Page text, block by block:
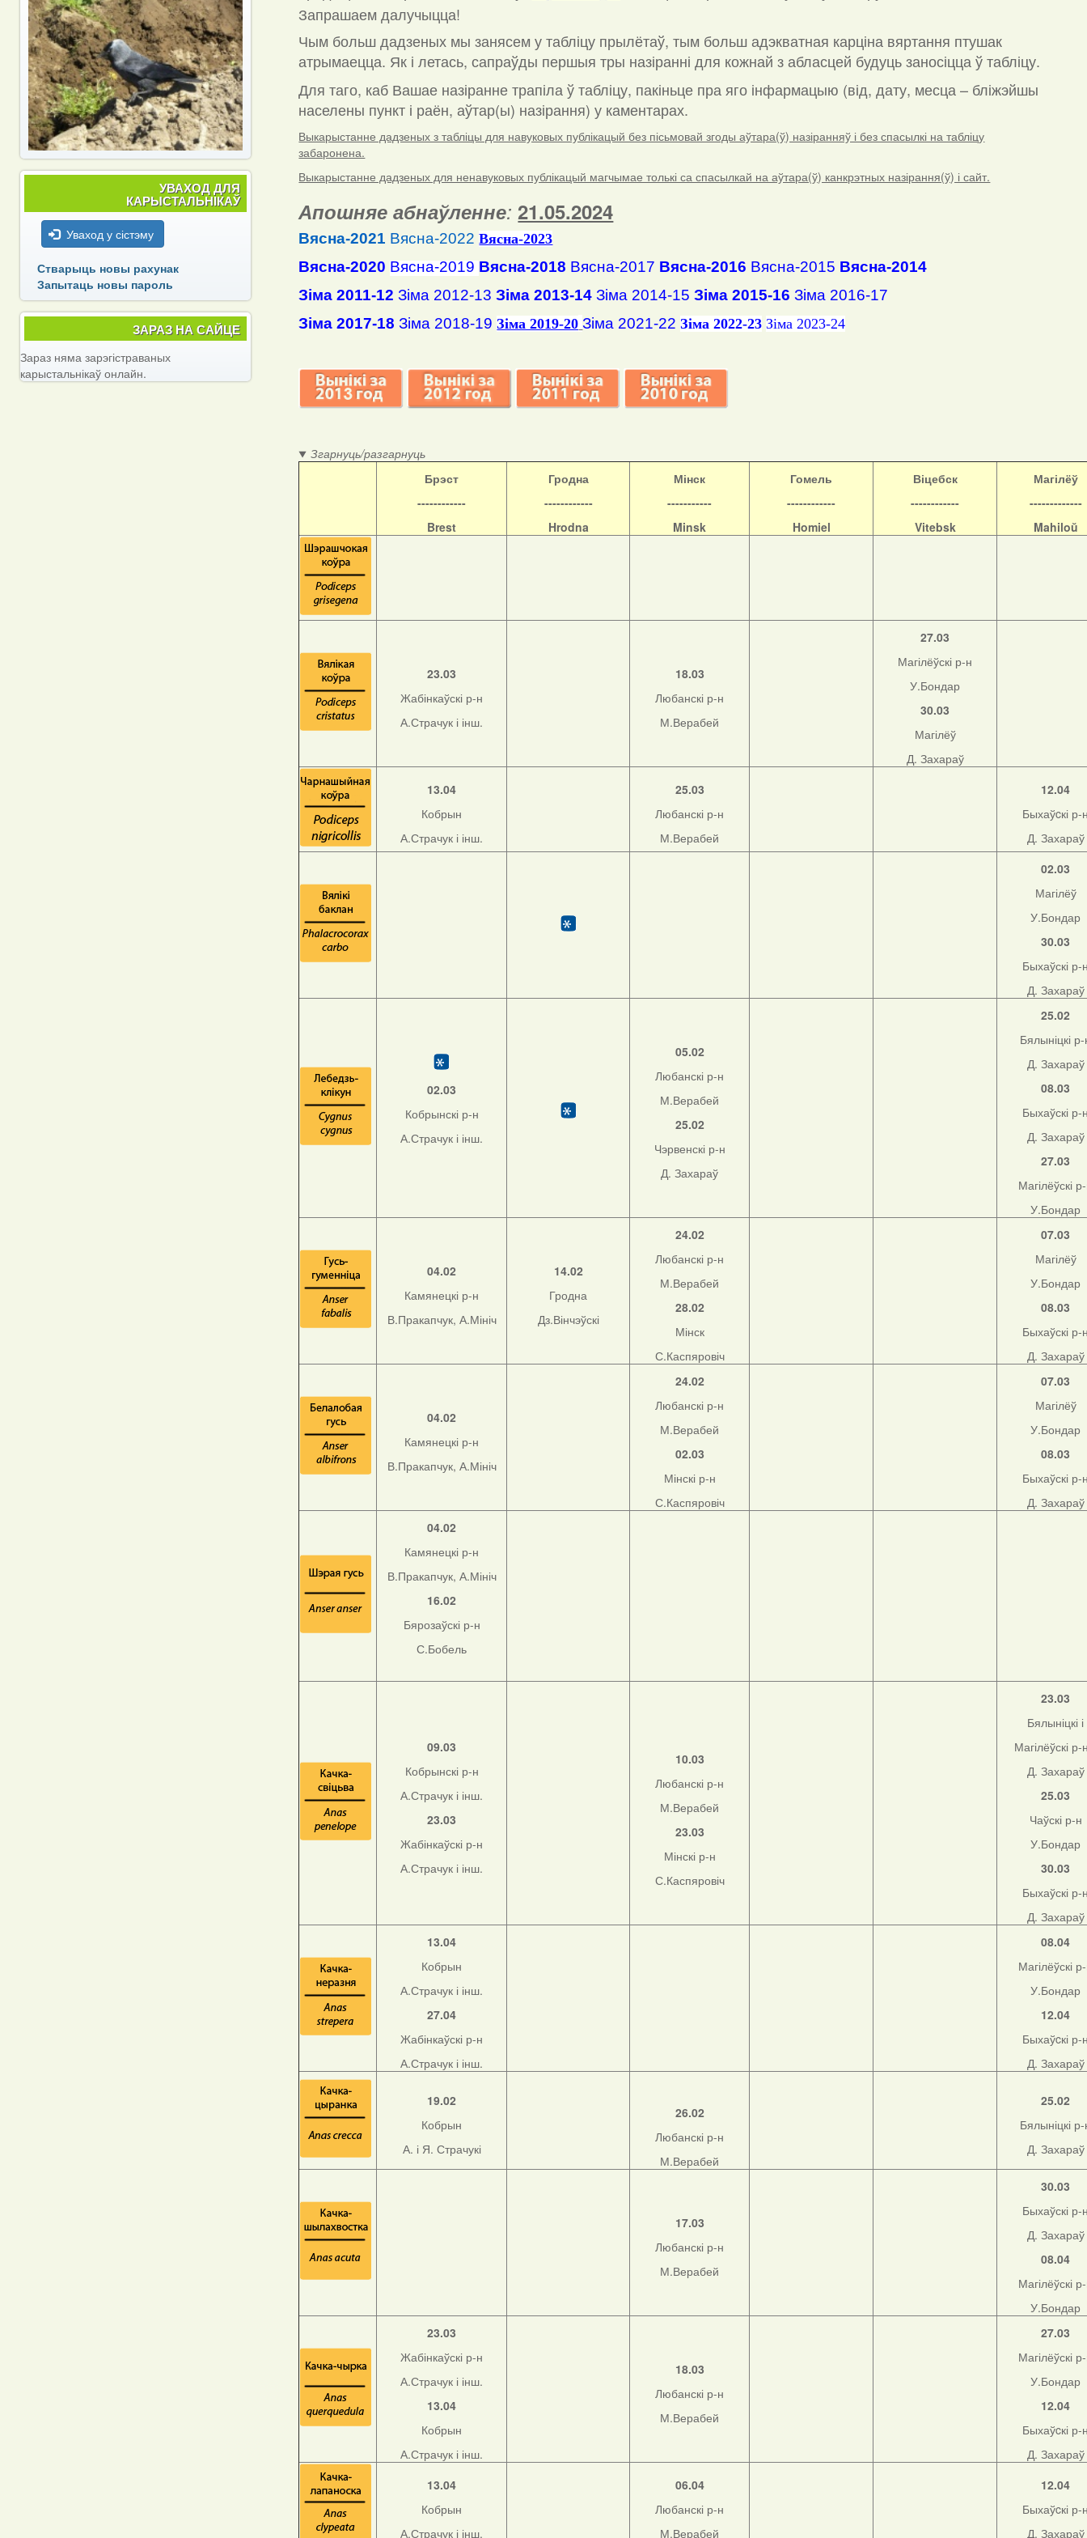
Запрашаем далучыцца!
Чым больш дадзеных мы занясем у табліцу прылётаў, тым больш адэкватная карціна вяртання птушак
атрымаецца. Як і летась, сапраўды першыя тры назіранні для кожнай з абласцей будуць заносіцца ў табліцу.
Для таго, каб Вашае назіранне трапіла ў табліцу, пакіньце пра яго інфармацыю (від, дату, месца – бліжэйшы
населены пункт і раён, аўтар(ы) назірання) у каментарах.
Выкарыстанне дадзеных з табліцы для навуковых публікацый без пісьмовай згоды аўтара(ў) назіранняў і без спасылкі на табліцу
забаронена.
Выкарыстанне дадзеных для ненавуковых публікацый магчымае толькі са спасылкай на аўтара(ў) канкрэтных назірання(ў) і сайт.
Апошняе абнаўленне: 21.05.2024
Вясна-2021 Вясна-2022 Вясна-2023
Вясна-2020 Вясна-2019 Вясна-2018 Вясна-2017 Вясна-2016 Вясна-2015 Вясна-2014
Зіма 2011-12 Зіма 2012-13 Зіма 2013-14 Зіма 2014-15 Зіма 2015-16 Зіма 2016-17
Зіма 2017-18 Зіма 2018-19 Зіма 2019-20 Зіма 2021-22 Зіма 2022-23 Зіма 2023-24
Згарнуць/разгарнуць
Брэст
------------
Brest
Гродна
------------
Hrodna
Мінск
-----------
Minsk
Гомель
------------
Homiel
Віцебск
------------
Vitebsk
Магілёў
-------------
Mahiloŭ
23.03
Жабінкаўскі р-н
А.Страчук і інш.
18.03
Любанскі р-н
М.Верабей
27.03
Магілёўскі р-н
У.Бондар
30.03
Магілёў
Д. Захараў
13.04
Кобрын
А.Страчук і інш.
25.03
Любанскі р-н
М.Верабей
12.04
Быхаўcкі р-
Д. Захараў
02.03
Магілёў
У.Бондар
30.03
Быхаўскі р-
Д. Захараў
02.03
Кобрынскі р-н
А.Страчук і інш.
05.02
Любанскі р-н
М.Верабей
25.02
Чэрвенскі р-н
Д. Захараў
25.02
Бялыніцкі
Д. Захараў
08.03
Быхаўскі р-
Д. Захараў
27.03
Магілёўскі
У.Бондар
04.02
Камянецкі р-н
В.Пракапчук, А.Мініч
14.02
Гродна
Дз.Вінчэўскі
24.02
Любанскі р-н
М.Верабей
28.02
Мінск
С.Каспяровіч
07.03
Магілёў
У.Бондар
08.03
Быхаўскі р-
Д. Захараў
04.02
Камянецкі р-н
В.Пракапчук, А.Мініч
24.02
Любанскі р-н
М.Верабей
02.03
Мінскі р-н
С.Каспяровіч
07.03
Магілёў
У.Бондар
08.03
Быхаўскі р-
Д. Захараў
04.02
Камянецкі р-н
В.Пракапчук, А.Мініч
16.02
Бярозаўскі р-н
С.Бобель
09.03
Кобрынскі р-н
А.Страчук і інш.
23.03
Жабінкаўскі р-н
А.Страчук і інш.
10.03
Любанскі р-н
М.Верабей
23.03
Мінскі р-н
С.Каспяровіч
23.03
Бялыніцкі і
Магілёўскі
Д. Захараў
25.03
Чаўскі р-н
У.Бондар
30.03
Быхаўскі р-
Д. Захараў
13.04
Кобрын
А.Страчук і інш.
27.04
Жабінкаўскі р-н
А.Страчук і інш.
08.04
Магілёўскі
У.Бондар
12.04
Быхаўcкі р-
Д. Захараў
19.02
Кобрын
А. і Я. Страчукі
26.02
Любанскі р-н
М.Верабей
25.02
Бялыніцкі
Д. Захараў
17.03
Любанскі р-н
М.Верабей
30.03
Быхаўскі р-
Д. Захараў
08.04
Магілёўскі
У.Бондар
23.03
Жабінкаўскі р-н
А.Страчук і інш.
13.04
Кобрын
А.Страчук і інш.
18.03
Любанскі р-н
М.Верабей
27.03
Магілёўскі
У.Бондар
12.04
Быхаўcкі р-
Д. Захараў
13.04
Кобрын
А.Страчук і інш.
06.04
Любанскі р-н
М.Верабей
12.04
Быхаўcкі р-
Д. Захараў
УВАХОД ДЛЯ
КАРЫСТАЛЬНІКАЎ
Уваход у сістэму
Стварыць новы рахунак
Запытаць новы пароль
ЗАРАЗ НА САЙЦЕ
Зараз няма зарэгістраваных
карыстальнікаў онлайн.